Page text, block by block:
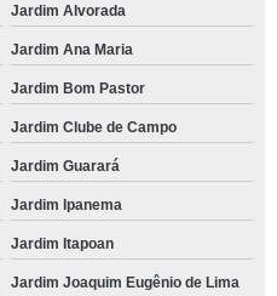
Jardim Alvorada
Jardim Ana Maria
Jardim Bom Pastor
Jardim Clube de Campo
Jardim Guarará
Jardim Ipanema
Jardim Itapoan
Jardim Joaquim Eugênio de Lima